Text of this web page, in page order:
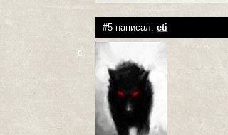
#5 написал:eti
0